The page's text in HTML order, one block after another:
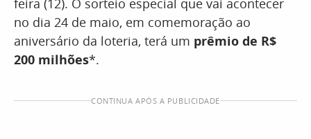
feira (12). O sorteio especial que vai acontecer
no dia 24 de maio, em comemoração ao
aniversário da loteria, terá um prêmio de R$
200 milhões*.
CONTINUA APÓS A PUBLICIDADE